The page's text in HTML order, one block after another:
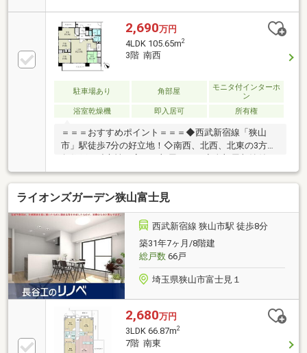
帖のLDKは扉を開けた瞬間、目に飛び込んでくるのは
光あふれる巨大空間！お子様が元気に走り回り、パパ
はソファでゆっくりとくつろぎ、ママがキッチンから
やさしい笑顔で見守る…そんな家族みんなが同じ場所
にいながら「自分時間」を満喫できる理想の空間がこ
きる幸せ、大切な家族の一員であるペットとの暮らし
も実現可能♪この広いリビングならワンちゃんやネコ
ちゃんものびのびと暮らすことができます♪
2,690万円
4LDK 105.65m2
3階 南西
駐車場あり 角部屋
モニタ付インターホ
ン
浴室乾燥機
即入居可 所有権
＝＝＝おすすめポイント＝＝＝◆西武新宿線「狭山
市」駅徒歩7分の好立地！◇南西、北西、北東の3方向
き！ウォークインクローゼット、シューズインクロー
ゼット、パントリーと収納豊富！◇開放的なL字型キ
ッチン。調理スペースもしっかりございます。◆約
21.9帖の広々リビング！お好きなレイアウトが叶いま
す！◇平成19年7月建築のオール電化マンション！◆
インターネット使用料無料（ファイバーゲート）◇駅
から物件まで車通り少ないです。駅前にスーパー、コ
ンビニ、ドラックストアがあり周辺環境充実！◆ペッ
ト飼育可能（細則あり犬、猫2匹まで）
ライオンズガーデン狭山富士見
西武新宿線 狭山市駅 徒歩8分
築31年7ヶ月/8階建
総戸数66戸
埼玉県狭山市富士見１
2,680万円
3LDK 66.87m2
7階 南東